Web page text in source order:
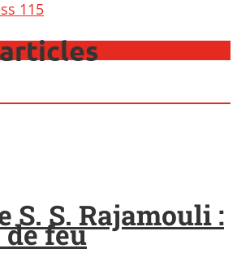
115
S. S. Rajamouli :
feu